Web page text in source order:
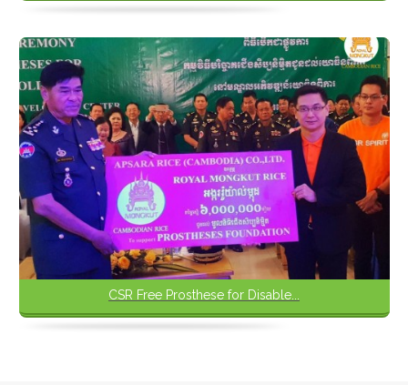
CSR Free Prosthese for Disable...